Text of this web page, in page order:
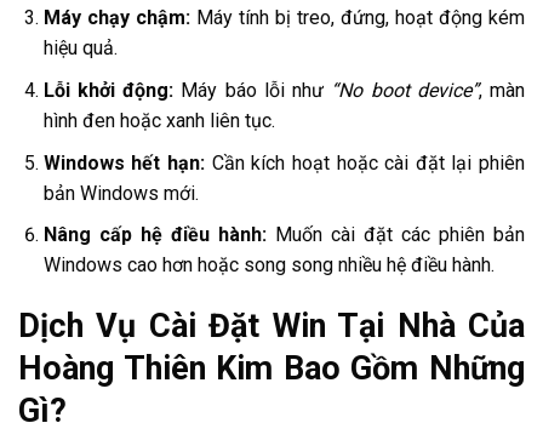
Máy chạy chậm:Máy tính bị treo, đứng, hoạt động kém
hiệu quả.
Lỗi khởi động: Máy báo lỗi như “No boot device”, màn
hình đen hoặc xanh liên tục.
Windows hết hạn: Cần kích hoạt hoặc cài đặt lại phiên
bản Windows mới.
Nâng cấp hệ điều hành:Muốn cài đặt các phiên bản
Windows cao hơn hoặc song song nhiều hệ điều hành.
Dịch Vụ Cài Đặt Win Tại Nhà Của
Hoàng Thiên Kim Bao Gồm Những
Gì?